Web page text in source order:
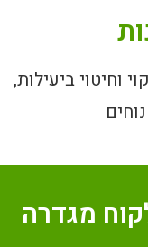
וחיטוי ביעילות,
מגדרה